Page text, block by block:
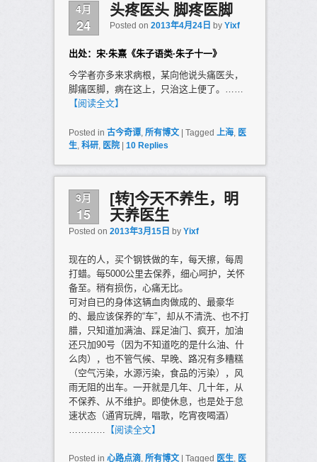
4月
24
头疼医头 脚疼医脚
Posted on 2013年4月24日 by Yixf
出处：宋·朱熹《朱子语类·朱子十一》
今学者亦多来求病根，某向他说头痛医头，
脚痛医脚，病在这上，只治这上便了。……
【阅读全文】
Posted in 古今奇谭, 所有博文 | Tagged 上海, 医
生, 科研, 医院 | 10Replies
3月
15
[转]今天不养生，明
天养医生
Posted on 2013年3月15日 by Yixf
现在的人，买个钢铁做的车，每天擦，每周
打蜡。每5000公里去保养，细心呵护，关怀
备至。稍有损伤，心痛无比。
可对自已的身体这辆血肉做成的、最豪华
的、最应该保养的“车”，却从不清洗、也不打
腊，只知道加满油、踩足油门、疯开，加油
还只加90号（因为不知道吃的是什么油、什
么肉），也不管气候、早晚、路况有多糟糕
（空气污染，水源污染，食品的污染），风
雨无阻的出车。一开就是几年、几十年，从
不保养、从不维护。即使休息，也是处于怠
速状态（通宵玩牌，唱歌，吃宵夜喝酒）
【阅读全文】
Posted in 心路点滴, 所有博文 | Tagged 医生, 医